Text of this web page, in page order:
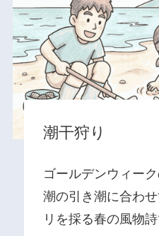
潮干狩り
ゴールデンウィー
潮の引き潮に合わ
リを採る春の風物詩